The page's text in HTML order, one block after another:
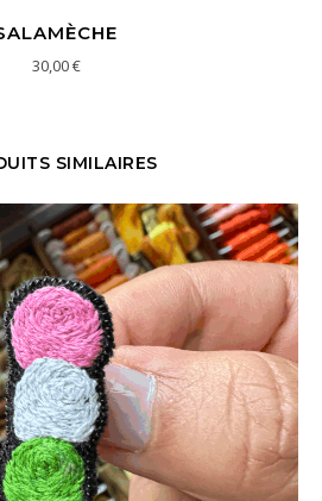
30,00€
SIMILAIRES